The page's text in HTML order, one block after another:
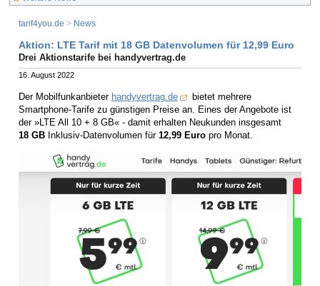
tarif4you.de > News
Aktion: LTE Tarif mit 18 GB Datenvolumen für 12,99 Euro
Drei Aktionstarife bei handyvertrag.de
16. August 2022
Der Mobilfunkanbieter handyvertrag.de
bietet mehrere
Smartphone-Tarife zu günstigen Preise an. Eines der Angebote ist
der »LTE All 10 + 8 GB« - damit erhalten Neukunden insgesamt
18 GB Inklusiv-Datenvolumen für 12,99 Euro pro Monat.